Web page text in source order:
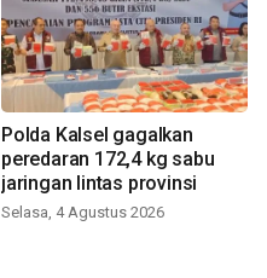
Polda Kalsel gagalkan
peredaran 172,4 kg sabu
jaringan lintas provinsi
Selasa, 4 Agustus 2026